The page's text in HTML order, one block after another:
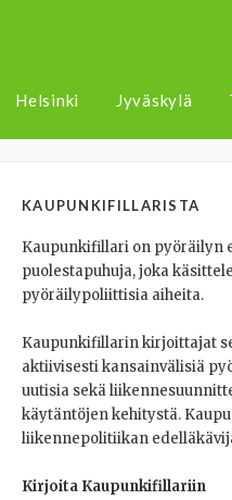
Helsinki Jyväskylä
KAUPUNKIFILLARISTA
Kaupunkifillari on pyöräilyn
puolestapuhuja, joka
pyöräilypoliittisia aiheita.
Kaupunkifillarin kirjoittajat
aktiivisesti kansainvälisiä
uutisia sekä
käytäntöjen kehitystä.
liikennepolitiikan
Kirjoita Kaupunkifillariin